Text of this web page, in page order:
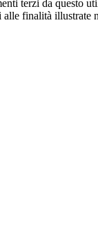
terzi da questo
finalità illustrate